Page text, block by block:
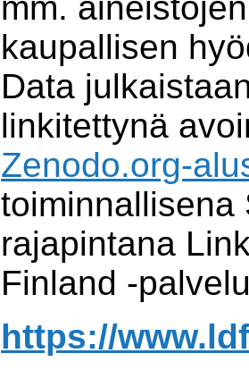
mm.
kaupallisen
Data
linkitettynä
Zenodo.org-
toiminnallisena
rajapintana
Finland -
https://